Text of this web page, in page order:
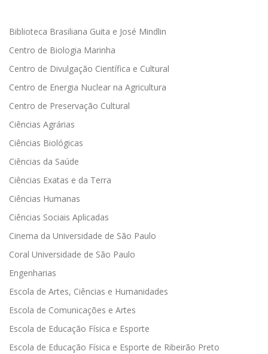
Biblioteca Brasiliana Guita e José Mindlin
Centro de Biologia Marinha
Centro de Divulgação Científica e Cultural
Centro de Energia Nuclear na Agricultura
Centro de Preservação Cultural
Ciências Agrárias
Ciências Biológicas
Ciências da Saúde
Ciências Exatas e da Terra
Ciências Humanas
Ciências Sociais Aplicadas
Cinema da Universidade de São Paulo
Coral Universidade de São Paulo
Engenharias
Escola de Artes, Ciências e Humanidades
Escola de Comunicações e Artes
Escola de Educação Física e Esporte
Escola de Educação Física e Esporte de Ribeirão Preto